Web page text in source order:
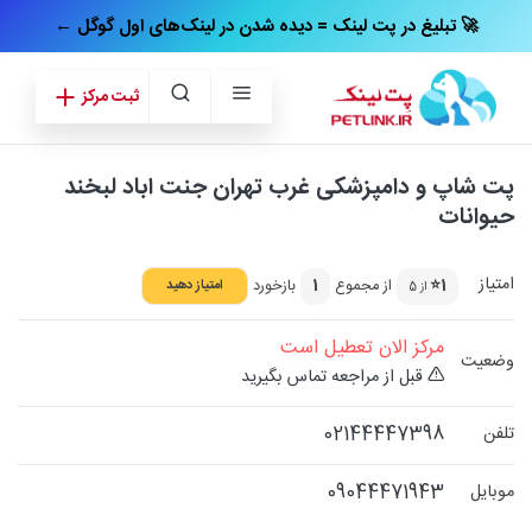
← تبلیغ در پت‌ لینک = دیده شدن در لینک‌های اول گوگل 🚀
ثبت مرکز
پت شاپ و دامپزشکی غرب تهران جنت اباد لبخند
حیوانات
امتیاز 1⭐ از 5 از مجموع 1 بازخورد امتیاز دهید
وضعیت مرکز الان تعطیل است
قبل از مراجعه تماس بگیرید
تلفن
02144447398
موبایل 09044471943